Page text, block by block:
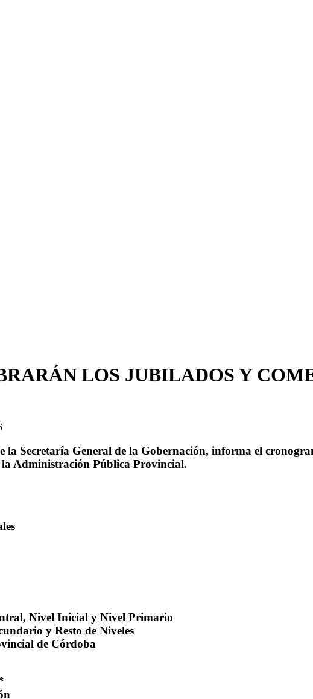
LOS JUBILADOS Y
Secretaría General de la Gobernación, informa el
la Administración Pública Provincial.
Nivel Inicial y Nivel Primario
y Resto de Niveles
de Córdoba